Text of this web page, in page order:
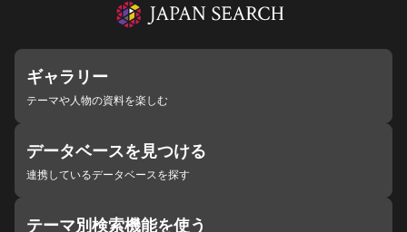
ギャラリー
テーマや人物の資料を楽しむ
データベースを見つける
連携しているデータベースを探す
テーマ別検索機能を使う